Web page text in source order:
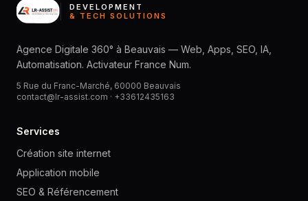
DEVELOPMENT
& TECH SOLUTIONS
Agence Digitale 360° à Beauvais — Web, Apps, SEO, IA,
Automatisation. Activateur France Num.
5 Rue du Franc-Marché, 60000 Beauvais
contact@lr-assist.com · +33612435163
Services
Création site internet
Application mobile
SEO & Référencement